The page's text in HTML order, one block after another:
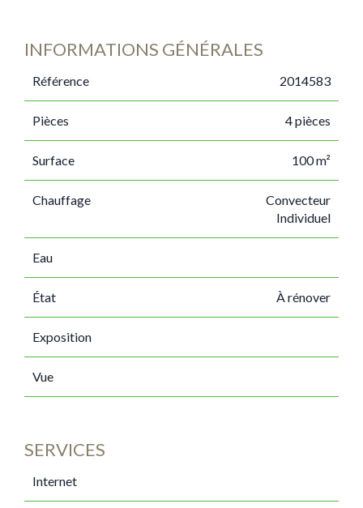
INFORMATIONS GÉNÉRALES
Référence 2014583
Pièces 4 pièces
Surface 100 m²
Chauffage
Convecteur
Individuel
Eau
État À rénover
Exposition
Vue
SERVICES
Internet